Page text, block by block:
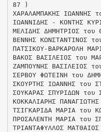
87 )
ΧΑΡΑΛΑΜΠΑΚΗΣ ΙΩΑΝΝΗΣ
ΙΩΑΝΝΙΔΗΣ - ΚΟΝΤΗΣ
ΜΕΛΙΔΗΣ ΔΗΜΗΤΡΙΟΣ του
ΒΕΝΝΗΣ ΚΩΝΣΤΑΝΤΙΝΟΣ
ΠΑΤΣΙΚΟΥ-ΒΑΡΚΑΡΟΛΗ
ΒΑΚΟΣ ΒΑΣΙΛΕΙΟΣ του
ΖΑΜΠΟΥΝΗΣ ΒΑΣΙΛΕΙΟΣ
ΣΕΡΒΟΥ ΦΩΤΕΙΝΗ του
ΣΚΟΥΡΤΗΣ ΙΩΑΝΝΗΣ του
ΣΟΥΚΑΡΑΣ ΣΠΥΡΙΔΩΝ του
ΚΟΚΚΑΛΙΑΡΗΣ
ΤΣΙΓΚΑΡΙΔΑ ΜΑΡΙΑ του
ΠΡΟΣΑΛΕΝΤΗ ΜΑΡΙΑ του
ΤΡΙΑΝΤΑΦΥΛΛΟΣ